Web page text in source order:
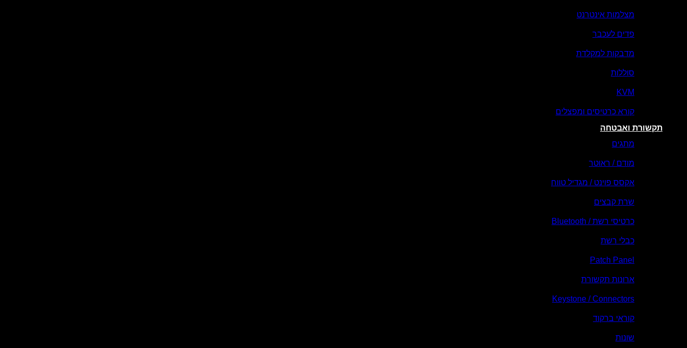
מצלמות אינטרנט
פדים לעכבר
מדבקות למקלדת
סוללות
KVM
קורא כרטיסים ומפצלים
תקשורת ואבטחה
מתגים
מודם / ראוטר
אקסס פוינט / מגדיל טווח
שרת קבצים
כרטיסי רשת / Bluetooth
כבלי רשת
Patch Panel
ארונות תקשורת
Keystone / Connectors
קוראי ברקוד
שונות